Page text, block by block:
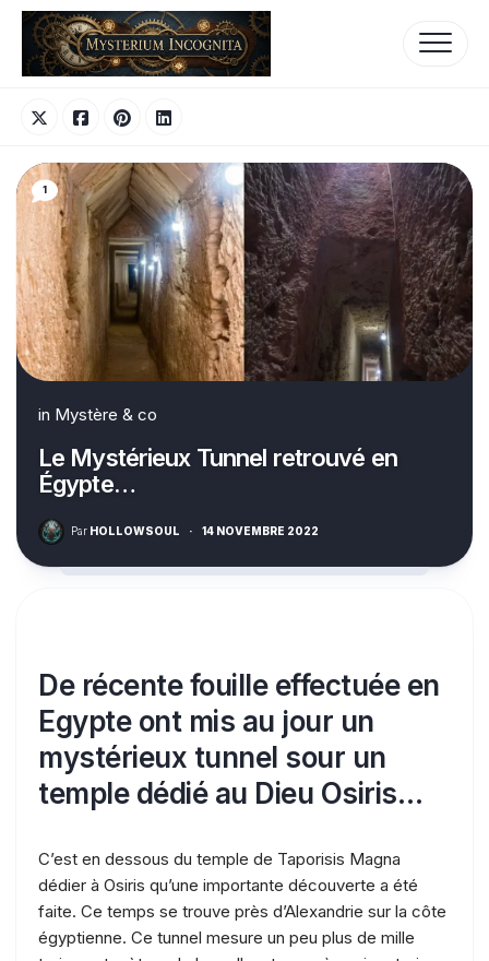
Skip
content
1
in Mystère & co
Le Mystérieux Tunnel retrouvé en
Égypte…
Par HOLLOWSOUL · 14 NOVEMBRE 2022
De récente fouille effectuée en
Egypte ont mis au jour un
mystérieux tunnel sour un
temple dédié au Dieu Osiris…
C’est en dessous du temple de Taporisis Magna
dédier à Osiris qu’une importante découverte a été
faite. Ce temps se trouve près d’Alexandrie sur la côte
égyptienne. Ce tunnel mesure un peu plus de mille